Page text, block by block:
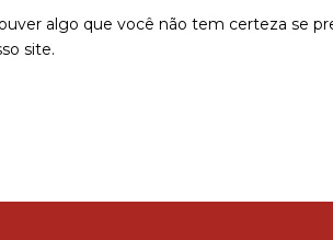
algo que você não tem certeza se
site.